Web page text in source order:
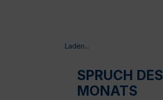
Laden...
SPRUCH DES
MONATS